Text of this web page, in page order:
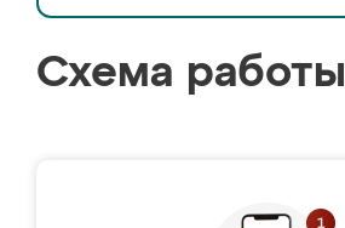
Схема работы